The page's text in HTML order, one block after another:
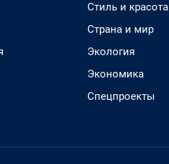
Стиль и красота
Страна и мир
Экология
Экономика
Спецпроекты